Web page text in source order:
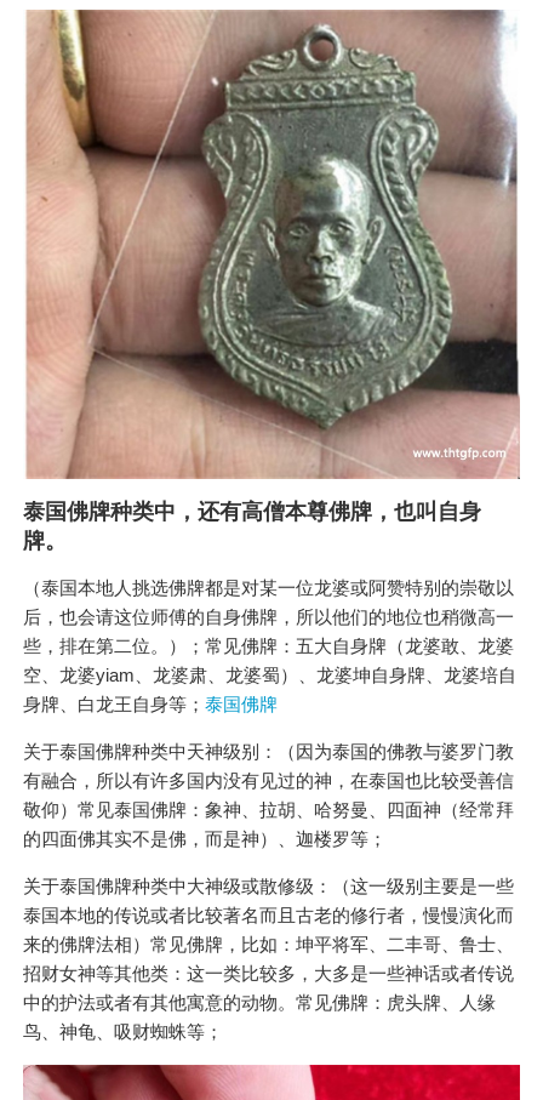
泰国佛牌种类中，还有高僧本尊佛牌，也叫自身
牌。
（泰国本地人挑选佛牌都是对某一位龙婆或阿赞特别的崇敬以
后，也会请这位师傅的自身佛牌，所以他们的地位也稍微高一
些，排在第二位。）；常见佛牌：五大自身牌（龙婆敢、龙婆
空、龙婆yiam、龙婆肃、龙婆蜀）、龙婆坤自身牌、龙婆培自
身牌、白龙王自身等； 泰国佛牌
关于泰国佛牌种类中天神级别：（因为泰国的佛教与婆罗门教
有融合，所以有许多国内没有见过的神，在泰国也比较受善信
敬仰）常见泰国佛牌：象神、拉胡、哈努曼、四面神（经常拜
的四面佛其实不是佛，而是神）、迦楼罗等；
关于泰国佛牌种类中大神级或散修级：（这一级别主要是一些
泰国本地的传说或者比较著名而且古老的修行者，慢慢演化而
来的佛牌法相）常见佛牌，比如：坤平将军、二丰哥、鲁士、
招财女神等其他类：这一类比较多，大多是一些神话或者传说
中的护法或者有其他寓意的动物。常见佛牌：虎头牌、人缘
鸟、神龟、吸财蜘蛛等；